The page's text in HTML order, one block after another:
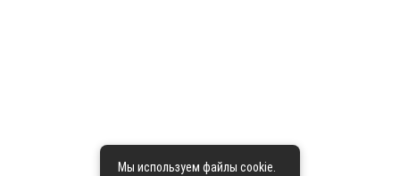
Мы используем файлы cookie.